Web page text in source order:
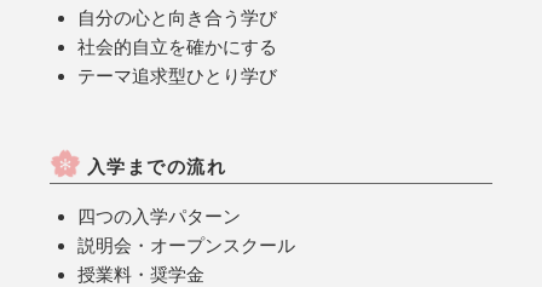
自分の心と向き合う学び
社会的自立を確かにする
テーマ追求型ひとり学び
入学までの流れ
四つの入学パターン
説明会・オープンスクール
授業料・奨学金